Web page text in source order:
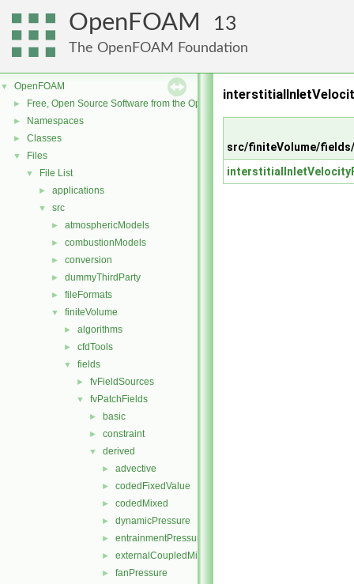
OpenFOAM 13
The OpenFOAM Foundation
▼ OpenFOAM
► Free, Open Source Software from the OpenFOAM Foundation
► Namespaces
► Classes
▼ Files
▼ File List
► applications
▼ src
► atmosphericModels
► combustionModels
► conversion
► dummyThirdParty
► fileFormats
▼ finiteVolume
► algorithms
► cfdTools
▼ fields
► fvFieldSources
▼ fvPatchFields
► basic
► constraint
▼ derived
► advective
► codedFixedValue
► codedMixed
► dynamicPressure
► entrainmentPressure
► externalCoupledMixed
► fanPressure
src/finiteVolume/